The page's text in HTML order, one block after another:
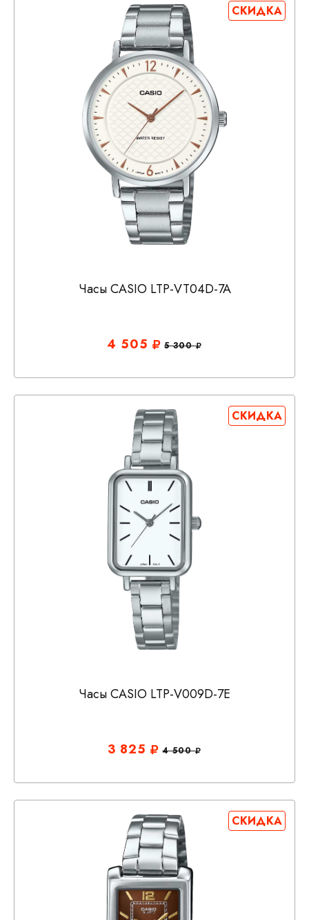
СКИДКА
Часы CASIO LTP-VT04D-7A
4 505 5 300
СКИДКА
Часы CASIO LTP-V009D-7E
3 825 4 500
СКИДКА